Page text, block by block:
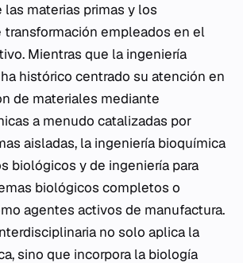
materias primas y los
transformación empleados en el
Mientras que la ingeniería
histórico centrado su atención en
de materiales mediante
a menudo catalizadas por
aisladas, la ingeniería bioquímica
biológicos y de ingeniería para
biológicos completos o
agentes activos de manufactura.
no solo aplica la
sino que incorpora la biología